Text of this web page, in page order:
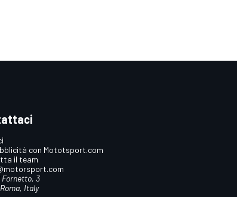
con Mototsport.com
il team
Fornetto, 3
Italy